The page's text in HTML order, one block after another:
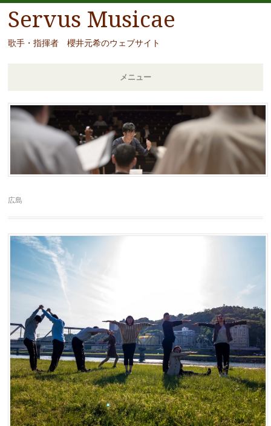
Servus Musicae
歌手・指揮者 櫻井元希のウェブサイト
メニュー
コ
ン
テ
移
広島